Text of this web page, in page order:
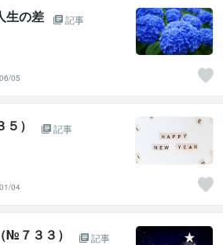
生の差
記事
05
）
記事
04
№７３３）
記事